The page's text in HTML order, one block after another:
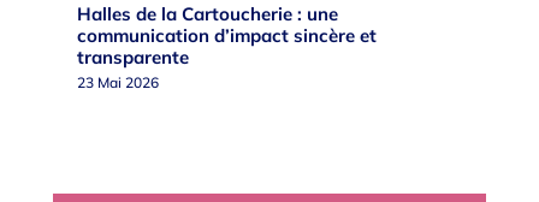
Halles de la Cartoucherie : une
communication d’impact sincère et
transparente
23 Mai 2026